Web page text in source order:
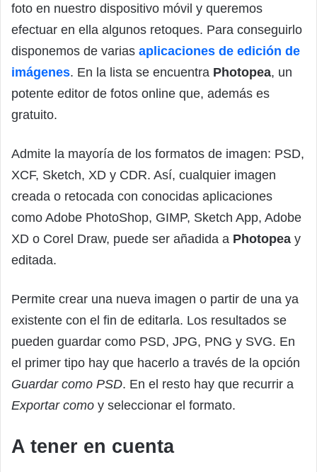
foto en nuestro dispositivo móvil y queremos
efectuar en ella algunos retoques. Para conseguirlo
disponemos de varias aplicaciones de edición de
imágenes. En la lista se encuentra Photopea, un
potente editor de fotos online que, además es
gratuito.
Admite la mayoría de los formatos de imagen: PSD,
XCF, Sketch, XD y CDR. Así, cualquier imagen
creada o retocada con conocidas aplicaciones
como Adobe PhotoShop, GIMP, Sketch App, Adobe
XD o Corel Draw, puede ser añadida a Photopea y
editada.
Permite crear una nueva imagen o partir de una ya
existente con el fin de editarla. Los resultados se
pueden guardar como PSD, JPG, PNG y SVG. En
el primer tipo hay que hacerlo a través de la opción
Guardar como PSD. En el resto hay que recurrir a
Exportar como y seleccionar el formato.
A tener en cuenta